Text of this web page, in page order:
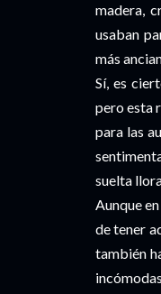
madera,
usaban
más
Sí, es
pero esta
para las
suelta
Aunque
de tener
también